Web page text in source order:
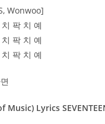
Wonwoo]
팍 치 예
팍 치 예
팍 치 예
Music) Lyrics